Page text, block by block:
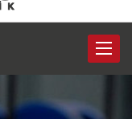
Toggle